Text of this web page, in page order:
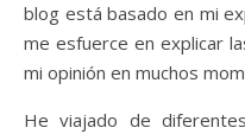
blog está basado en mi
me esfuerce en explicar
mi opinión en muchos
He viajado de